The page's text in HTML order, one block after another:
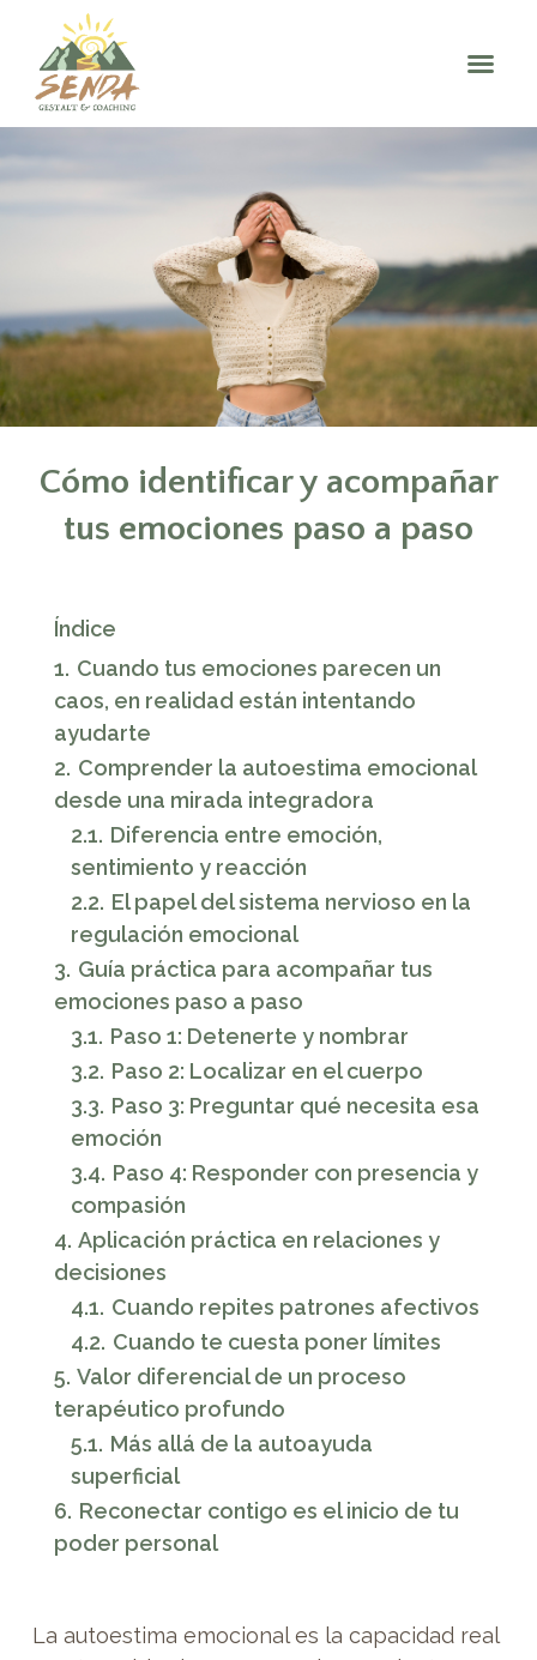
Cómo identificar y acompañar
tus emociones paso a paso
Índice
1. Cuando tus emociones parecen un
caos, en realidad están intentando
ayudarte
2. Comprender la autoestima emocional
desde una mirada integradora
2.1. Diferencia entre emoción,
sentimiento y reacción
2.2. El papel del sistema nervioso en la
regulación emocional
3. Guía práctica para acompañar tus
emociones paso a paso
3.1. Paso 1: Detenerte y nombrar
3.2. Paso 2: Localizar en el cuerpo
3.3. Paso 3: Preguntar qué necesita esa
emoción
3.4. Paso 4: Responder con presencia y
compasión
4. Aplicación práctica en relaciones y
decisiones
4.1. Cuando repites patrones afectivos
4.2. Cuando te cuesta poner límites
5. Valor diferencial de un proceso
terapéutico profundo
5.1. Más allá de la autoayuda
superficial
6. Reconectar contigo es el inicio de tu
poder personal
La autoestima emocional es la capacidad real